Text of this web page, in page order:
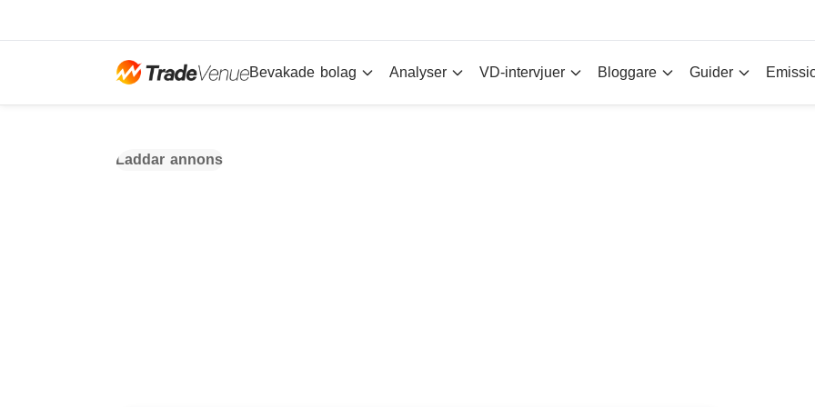
Bevakade bolag Analyser VD-intervjuer Bloggare Guider
Laddar annons